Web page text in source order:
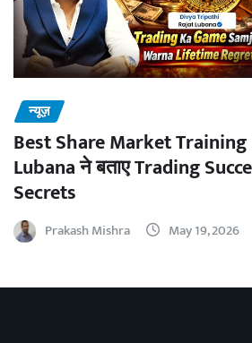
न्यूज़
Best Share Market
Lubana ने बताए Trading
Secrets
Prakash Mishra May 19, 2026